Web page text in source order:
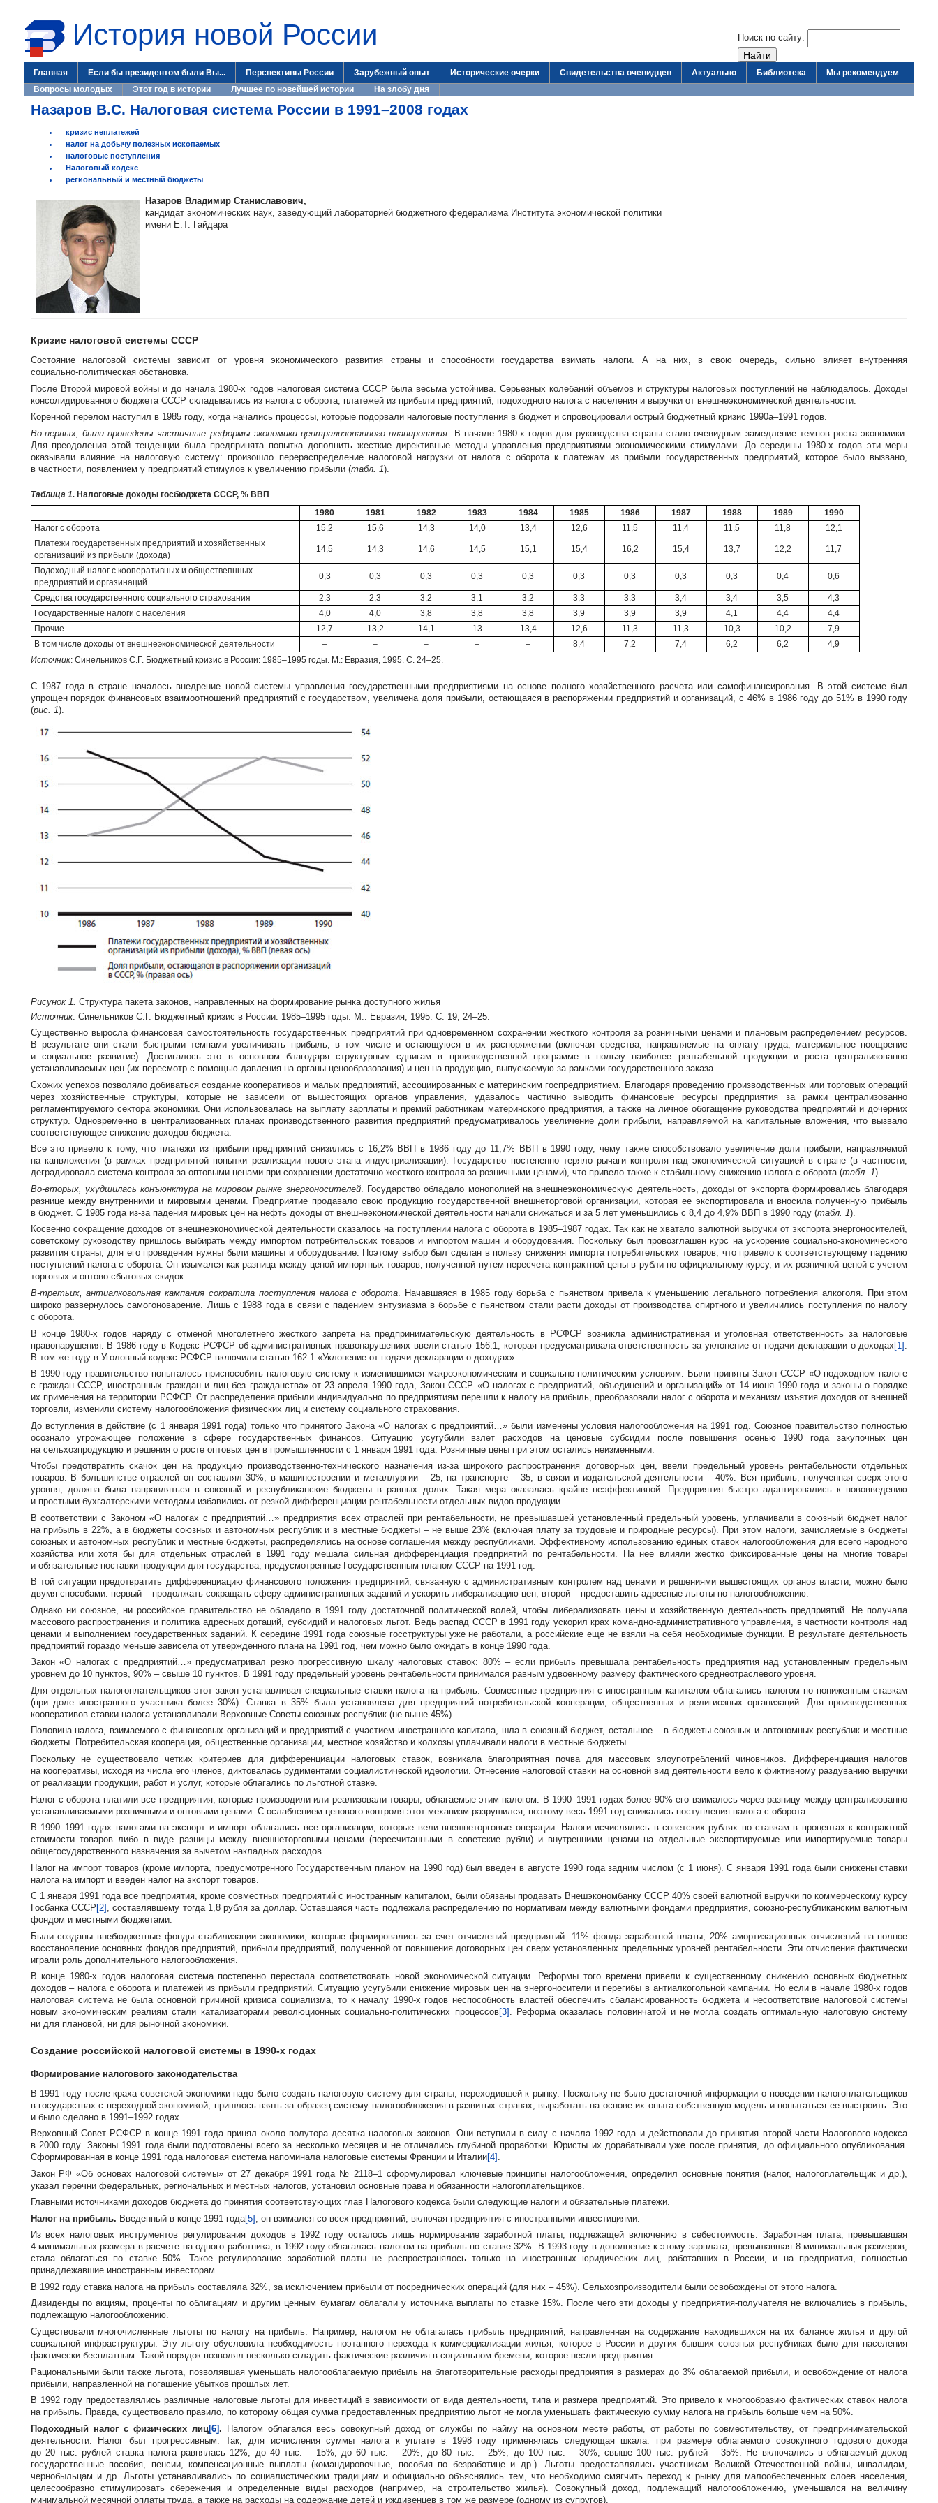
Поиск по сайту:
История новой России
Главная Если бы президентом были Вы... Перспективы России Зарубежный опыт Исторические очерки Свидетельства очевидцев Актуально Библиотека
Мы рекомендуем
Вопросы молодых
Этот год в истории Лучшее по новейшей истории На злобу дня
Назаров В.С. Налоговая система России в 1991–2008 годах
кризис неплатежей
налог на добычу полезных ископаемых
налоговые поступления
Налоговый кодекс
региональный и местный бюджеты
Назаров Владимир Станиславович,
кандидат экономических наук, заведующий лабораторией бюджетного федерализма Института экономической политики
имени Е.Т. Гайдара
Кризис налоговой системы СССР
Состояние налоговой системы зависит от уровня экономического развития страны и способности государства взимать налоги. А на них, в свою очередь, сильно влияет внутренняя
социально-политическаяобстановка.
После Второй мировой войны и до начала 1980-х годов налоговая система СССР была весьма устойчива. Серьезных колебаний объемов и структуры налоговых поступлений не наблюдалось. Доходы
консолидированного бюджета СССР складывались из налога с оборота, платежей из прибыли предприятий, подоходного налога с населения и выручки от внешнеэкономической деятельности.
Коренной перелом наступил в 1985 году, когда начались процессы, которые подорвали налоговые поступления в бюджет и спровоцировали острый бюджетный кризис 1990а–1991 годов.
Во-первых, были проведены частичные реформы экономики централизованного планирования . В начале 1980-х годов для руководства страны стало очевидным замедление темпов роста экономики.
Для преодоления этой тенденции была предпринята попытка дополнить жесткие директивные методы управления предприятиями экономическими стимулами. До середины 1980-х годов эти меры
оказывали влияние на налоговую систему: произошло перераспределение налоговой нагрузки от налога с оборота к платежам из прибыли государственных предприятий, которое было вызвано,
в частности, появлением у предприятий стимулов к увеличению прибыли (табл. 1).
Таблица 1.Налоговые доходы госбюджета СССР, % ВВП
1980
1981 1982 1983 1984 1985 1986 1987 1988 1989
1990
Налог с оборота
15,2 15,6 14,3 14,0 13,4 12,6 11,5 11,4 11,5 11,8
12,1
Платежи государственных предприятий и хозяйственных
организаций из прибыли (дохода)
14,5 14,3 14,6 14,5 15,1 15,4 16,2 15,4 13,7 12,2 11,7
Подоходный налог с кооперативных и обществепнных
предприятий и оргазинаций
0,3 0,3 0,3 0,3 0,3 0,3 0,3 0,3 0,3 0,4 0,6
Средства государственного социального страхования 2,3 2,3 3,2 3,1 3,2 3,3 3,3 3,4 3,4 3,5
4,3
Государственные налоги с населения
4,0 4,0 3,8 3,8 3,8 3,9 3,9 3,9 4,1 4,4
4,4
Прочие
12,7 13,2 14,1 13 13,4 12,6 11,3 11,3 10,3 10,2
7,9
В том числе доходы от внешнеэкономической деятельности
– – – – – 8,4 7,2 7,4 6,2 6,2
4,9
Источник: Синельников С.Г. Бюджетный кризис в России: 1985–1995 годы. М.: Евразия, 1995. С. 24–25.
С 1987 года в стране началось внедрение новой системы управления государственными предприятиями на основе полного хозяйственного расчета или самофинансирования. В этой системе был
упрощен порядок финансовых взаимоотношений предприятий с государством, увеличена доля прибыли, остающаяся в распоряжении предприятий и организаций, с 46% в 1986 году до 51% в 1990 году
(рис. 1).
Рисунок 1. Структура пакета законов, направленных на формирование рынка доступного жилья
Источник: Синельников С.Г. Бюджетный кризис в России: 1985–1995 годы. М.: Евразия, 1995. С. 19, 24–25.
Существенно выросла финансовая самостоятельность государственных предприятий при одновременном сохранении жесткого контроля за розничными ценами и плановым распределением ресурсов.
В результате они стали быстрыми темпами увеличивать прибыль, в том числе и остающуюся в их распоряжении (включая средства, направляемые на оплату труда, материальное поощрение
и социальное развитие). Достигалось это в основном благодаря структурным сдвигам в производственной программе в пользу наиболее рентабельной продукции и роста централизованно
устанавливаемых цен (их пересмотр с помощью давления на органы ценообразования) и цен на продукцию, выпускаемую за рамками государственного заказа.
Схожих успехов позволяло добиваться создание кооперативов и малых предприятий, ассоциированных с материнским госпредприятием. Благодаря проведению производственных или торговых операций
через хозяйственные структуры, которые не зависели от вышестоящих органов управления, удавалось частично выводить финансовые ресурсы предприятия за рамки централизованно
регламентируемого сектора экономики. Они использовалась на выплату зарплаты и премий работникам материнского предприятия, а также на личное обогащение руководства предприятий и дочерних
структур. Одновременно в централизованных планах производственного развития предприятий предусматривалось увеличение доли прибыли, направляемой на капитальные вложения, что вызвало
соответствующее снижение доходов бюджета.
Все это привело к тому, что платежи из прибыли предприятий снизились с 16,2% ВВП в 1986 году до 11,7% ВВП в 1990 году, чему также способствовало увеличение доли прибыли, направляемой
на капвложения (в рамках предпринятой попытки реализации нового этапа индустриализации). Государство постепенно теряло рычаги контроля над экономической ситуацией в стране (в частности,
деградировала система контроля за оптовыми ценами при сохранении достаточно жесткого контроля за розничными ценами), что привело также к стабильному снижению налога с оборота (табл. 1).
Во-вторых, ухудшилась конъюнктура на мировом рынке энергоносителей. Государство обладало монополией на внешнеэкономическую деятельность, доходы от экспорта формировались благодаря
разнице между внутренними и мировыми ценами. Предприятие продавало свою продукцию государственной внешнеторговой организации, которая ее экспортировала и вносила полученную прибыль
в бюджет. С 1985 года из-западения мировых цен на нефть доходы от внешнеэкономической деятельности начали снижаться и за 5 лет уменьшились с 8,4 до 4,9% ВВП в 1990 году (табл. 1).
Косвенно сокращение доходов от внешнеэкономической деятельности сказалось на поступлении налога с оборота в 1985–1987 годах. Так как не хватало валютной выручки от экспорта энергоносителей,
советскому руководству пришлось выбирать между импортом потребительских товаров и импортом машин и оборудования. Поскольку был провозглашен курс на ускорениесоциально-экономического
развития страны, для его проведения нужны были машины и оборудование. Поэтому выбор был сделан в пользу снижения импорта потребительских товаров, что привело к соответствующему падению
поступлений налога с оборота. Он изымался как разница между ценой импортных товаров, полученной путем пересчета контрактной цены в рубли по официальному курсу, и их розничной ценой с учетом
торговых и оптово-сбытовых скидок.
В-третьих, антиалкогольная кампания сократила поступления налога с оборота. Начавшаяся в 1985 году борьба с пьянством привела к уменьшению легального потребления алкоголя. При этом
широко развернулось самогоноварение. Лишь с 1988 года в связи с падением энтузиазма в борьбе с пьянством стали расти доходы от производства спиртного и увеличились поступления по налогу
с оборота.
В конце 1980-х годов наряду с отменой многолетнего жесткого запрета на предпринимательскую деятельность в РСФСР возникла административная и уголовная ответственность за налоговые
правонарушения. В 1986 году в Кодекс РСФСР об административных правонарушениях ввели статью 156.1, которая предусматривала ответственность за уклонение от подачи декларации о доходах[1]
В том же году в Уголовный кодекс РСФСР включили статью 162.1 «Уклонение от подачи декларации о доходах».
В 1990 году правительство попыталось приспособить налоговую систему к изменившимся макроэкономическим и социально-политическим условиям. Были приняты Закон СССР «О подоходном налоге
с граждан СССР, иностранных граждан и лиц без гражданства» от 23 апреля 1990 года, Закон СССР «О налогах с предприятий, объединений и организаций» от 14 июня 1990 года и законы о порядке
их применения на территории РСФСР. От распределения прибыли индивидуально по предприятиям перешли к налогу на прибыль, преобразовали налог с оборота и механизм изъятия доходов от внешней
торговли, изменили систему налогообложения физических лиц и систему социального страхования.
До вступления в действие (с 1 января 1991 года) только что принятого Закона «О налогах с предприятий…» были изменены условия налогообложения на 1991 год. Союзное правительство полностью
осознало угрожающее положение в сфере государственных финансов. Ситуацию усугубили взлет расходов на ценовые субсидии после повышения осенью 1990 года закупочных цен
на сельхозпродукцию и решения о росте оптовых цен в промышленности с 1 января 1991 года. Розничные цены при этом остались неизменными.
Чтобы предотвратить скачок цен на продукцию производственно-технического назначения из-заширокого распространения договорных цен, ввели предельный уровень рентабельности отдельных
товаров. В большинстве отраслей он составлял 30%, в машиностроении и металлургии – 25, на транспорте – 35, в связи и издательской деятельности – 40%. Вся прибыль, полученная сверх этого
уровня, должна была направляться в союзный и республиканские бюджеты в равных долях. Такая мера оказалась крайне неэффективной. Предприятия быстро адаптировались к нововведению
и простыми бухгалтерскими методами избавились от резкой дифференциации рентабельности отдельных видов продукции.
В соответствии с Законом «О налогах с предприятий…» предприятия всех отраслей при рентабельности, не превышавшей установленный предельный уровень, уплачивали в союзный бюджет налог
на прибыль в 22%, а в бюджеты союзных и автономных республик и в местные бюджеты – не выше 23% (включая плату за трудовые и природные ресурсы). При этом налоги, зачисляемые в бюджеты
союзных и автономных республик и местные бюджеты, распределялись на основе соглашения между республиками. Эффективному использованию единых ставок налогообложения для всего народного
хозяйства или хотя бы для отдельных отраслей в 1991 году мешала сильная дифференциация предприятий по рентабельности. На нее влияли жестко фиксированные цены на многие товары
и обязательные поставки продукции для государства, предусмотренные Государственным планом СССР на 1991 год.
В той ситуации предотвратить дифференциацию финансового положения предприятий, связанную с административным контролем над ценами и решениями вышестоящих органов власти, можно было
двумя способами: первый – продолжать сокращать сферу административных заданий и ускорить либерализацию цен, второй – предоставить адресные льготы по налогообложению.
Однако ни союзное, ни российское правительство не обладало в 1991 году достаточной политической волей, чтобы либерализовать цены и хозяйственную деятельность предприятий. Не получала
массового распространения и политика адресных дотаций, субсидий и налоговых льгот. Ведь распад СССР в 1991 году ускорил крах командно-административногоуправления, в частности контроля над
ценами и выполнением государственных заданий. К середине 1991 года союзные госструктуры уже не работали, а российские еще не взяли на себя необходимые функции. В результате деятельность
предприятий гораздо меньше зависела от утвержденного плана на 1991 год, чем можно было ожидать в конце 1990 года.
Закон «О налогах с предприятий…» предусматривал резко прогрессивную шкалу налоговых ставок: 80% – если прибыль превышала рентабельность предприятия над установленным предельным
уровнем до 10 пунктов, 90% – свыше 10 пунктов. В 1991 году предельный уровень рентабельности принимался равным удвоенному размеру фактического среднеотраслевого уровня.
Для отдельных налогоплательщиков этот закон устанавливал специальные ставки налога на прибыль. Совместные предприятия с иностранным капиталом облагались налогом по пониженным ставкам
(при доле иностранного участника более 30%). Ставка в 35% была установлена для предприятий потребительской кооперации, общественных и религиозных организаций. Для производственных
кооперативов ставки налога устанавливали Верховные Советы союзных республик (не выше 45%).
Половина налога, взимаемого с финансовых организаций и предприятий с участием иностранного капитала, шла в союзный бюджет, остальное – в бюджеты союзных и автономных республик и местные
бюджеты. Потребительская кооперация, общественные организации, местное хозяйство и колхозы уплачивали налоги в местные бюджеты.
Поскольку не существовало четких критериев для дифференциации налоговых ставок, возникала благоприятная почва для массовых злоупотреблений чиновников. Дифференциация налогов
на кооперативы, исходя из числа его членов, диктовалась рудиментами социалистической идеологии. Отнесение налоговой ставки на основной вид деятельности вело к фиктивному раздуванию выручки
от реализации продукции, работ и услуг, которые облагались по льготной ставке.
Налог с оборота платили все предприятия, которые производили или реализовали товары, облагаемые этим налогом. В 1990–1991 годах более 90% его взималось через разницу между централизованно
устанавливаемыми розничными и оптовыми ценами. С ослаблением ценового контроля этот механизм разрушился, поэтому весь 1991 год снижались поступления налога с оборота.
В 1990–1991 годах налогами на экспорт и импорт облагались все организации, которые вели внешнеторговые операции. Налоги исчислялись в советских рублях по ставкам в процентах к контрактной
стоимости товаров либо в виде разницы между внешнеторговыми ценами (пересчитанными в советские рубли) и внутренними ценами на отдельные экспортируемые или импортируемые товары
общегосударственного назначения за вычетом накладных расходов.
Налог на импорт товаров (кроме импорта, предусмотренного Государственным планом на 1990 год) был введен в августе 1990 года задним числом (с 1 июня). С января 1991 года были снижены ставки
налога на импорт и введен налог на экспорт товаров.
С 1 января 1991 года все предприятия, кроме совместных предприятий с иностранным капиталом, были обязаны продавать Внешэкономбанку СССР 40% своей валютной выручки по коммерческому курсу
Госбанка СССР [2] , составлявшему тогда 1,8 рубля за доллар. Оставшаяся часть подлежала распределению по нормативам между валютными фондами предприятия,союзно-республиканским валютным
фондом и местными бюджетами.
Были созданы внебюджетные фонды стабилизации экономики, которые формировались за счет отчислений предприятий: 11% фонда заработной платы, 20% амортизационных отчислений на полное
восстановление основных фондов предприятий, прибыли предприятий, полученной от повышения договорных цен сверх установленных предельных уровней рентабельности. Эти отчисления фактически
играли роль дополнительного налогообложения.
В конце 1980-х годов налоговая система постепенно перестала соответствовать новой экономической ситуации. Реформы того времени привели к существенному снижению основных бюджетных
доходов – налога с оборота и платежей из прибыли предприятий. Ситуацию усугубили снижение мировых цен на энергоносители и перегибы в антиалкогольной кампании. Но если в начале 1980-х годов
налоговая система не была основной причиной кризиса социализма, то к началу 1990-х годов неспособность властей обеспечить сбалансированность бюджета и несоответствие налоговой системы
новым экономическим реалиям стали катализаторами революционныхсоциально-политических процессов[3] . Реформа оказалась половинчатой и не могла создать оптимальную налоговую систему
ни для плановой, ни для рыночной экономики.
Создание российской налоговой системы в 1990-хгодах
Формирование налогового законодательства
В 1991 году после краха советской экономики надо было создать налоговую систему для страны, переходившей к рынку. Поскольку не было достаточной информации о поведении налогоплательщиков
в государствах с переходной экономикой, пришлось взять за образец систему налогообложения в развитых странах, выработать на основе их опыта собственную модель и попытаться ее выстроить. Это
и было сделано в 1991–1992 годах.
Верховный Совет РСФСР в конце 1991 года принял около полутора десятка налоговых законов. Они вступили в силу с начала 1992 года и действовали до принятия второй части Налогового кодекса
в 2000 году. Законы 1991 года были подготовлены всего за несколько месяцев и не отличались глубиной проработки. Юристы их дорабатывали уже после принятия, до официального опубликования.
Сформированная в конце 1991 года налоговая система напоминала налоговые системы Франции и Италии[4] .
Закон РФ «Об основах налоговой системы» от 27 декабря 1991 года № 2118–1 сформулировал ключевые принципы налогообложения, определил основные понятия (налог, налогоплательщик и др.),
указал перечни федеральных, региональных и местных налогов, установил основные права и обязанности налогоплательщиков.
Главными источниками доходов бюджета до принятия соответствующих глав Налогового кодекса были следующие налоги и обязательные платежи.
Налог на прибыль. Введенный в конце 1991 года[5]
, он взимался со всех предприятий, включая предприятия с иностранными инвестициями.
Из всех налоговых инструментов регулирования доходов в 1992 году осталось лишь нормирование заработной платы, подлежащей включению в себестоимость. Заработная плата, превышавшая
4 минимальных размера в расчете на одного работника, в 1992 году облагалась налогом на прибыль по ставке 32%. В 1993 году в дополнение к этому зарплата, превышавшая 8 минимальных размеров,
стала облагаться по ставке 50%. Такое регулирование заработной платы не распространялось только на иностранных юридических лиц, работавших в России, и на предприятия, полностью
принадлежавшие иностранным инвесторам.
В 1992 году ставка налога на прибыль составляла 32%, за исключением прибыли от посреднических операций (для них – 45%). Сельхозпроизводители были освобождены от этого налога.
Дивиденды по акциям, проценты по облигациям и другим ценным бумагам облагали у источника выплаты по ставке 15%. После чего эти доходы у предприятия-получателя не включались в прибыль,
подлежащую налогообложению.
Существовали многочисленные льготы по налогу на прибыль. Например, налогом не облагалась прибыль предприятий, направленная на содержание находившихся на их балансе жилья и другой
социальной инфраструктуры. Эту льготу обусловила необходимость поэтапного перехода к коммерциализации жилья, которое в России и других бывших союзных республиках было для населения
фактически бесплатным. Такой порядок позволял несколько сгладить фактические различия в социальном бремени, которое несли предприятия.
Рациональными были также льгота, позволявшая уменьшать налогооблагаемую прибыль на благотворительные расходы предприятия в размерах до 3% облагаемой прибыли, и освобождение от налога
прибыли, направленной на погашение убытков прошлых лет.
В 1992 году предоставлялись различные налоговые льготы для инвестиций в зависимости от вида деятельности, типа и размера предприятий. Это привело к многообразию фактических ставок налога
на прибыль. Правда, существовало правило, по которому общая сумма предоставленных предприятию льгот не могла уменьшать фактическую сумму налога на прибыль больше чем на 50%.
Подоходный налог с физических лиц[6]. Налогом облагался весь совокупный доход от службы по найму на основном месте работы, от работы по совместительству, от предпринимательской
деятельности. Налог был прогрессивным. Так, для исчисления суммы налога к уплате в 1998 году применялась следующая шкала: при размере облагаемого совокупного годового дохода
до 20 тыс. рублей ставка налога равнялась 12%, до 40 тыс. – 15%, до 60 тыс. – 20%, до 80 тыс. – 25%, до 100 тыс. – 30%, свыше 100 тыс. рублей – 35%. Не включались в облагаемый доход
государственные пособия, пенсии, компенсационные выплаты (командировочные, пособия по безработице и др.). Льготы предоставлялись участникам Великой Отечественной войны, инвалидам,
чернобыльцам и др. Льготы устанавливались по социалистическим традициям и официально объяснялись тем, что необходимо смягчить переход к рынку для малообеспеченных слоев населения,
целесообразно стимулировать сбережения и определенные виды расходов (например, на строительство жилья). Совокупный доход, подлежащий налогообложению, уменьшался на величину
минимальной месячной оплаты труда, а также на расходы на содержание детей и иждивенцев в том же размере (одному из супругов).